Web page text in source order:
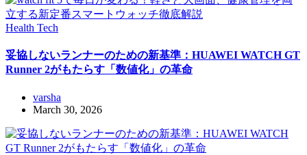
Health Tech
妥協しないランナーのための新基準：HUAWEI WATCH GT
Runner 2がもたらす「数値化」の革命
varsha
March 30, 2026